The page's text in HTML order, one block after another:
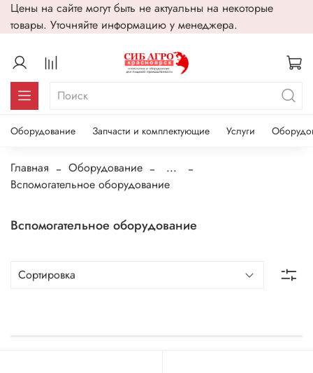
Цены на сайте могут быть не актуальны на некоторые
товары. Уточняйте информацию у менеджера.
Оборудование Запчасти и комплектующие Услуги
Главная Оборудование
...
Вспомогательное оборудование
Вспомогательное оборудование